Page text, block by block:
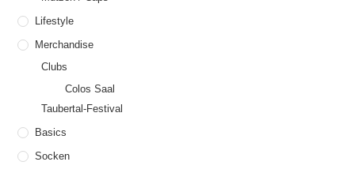
Lifestyle
Merchandise
Clubs
Colos Saal
Taubertal-Festival
Basics
Socken